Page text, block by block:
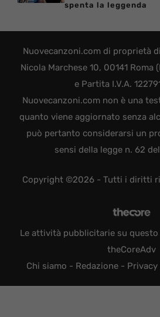
spenta la leggenda
Nuovecanzoni.com di proprietà
Nicola Marchese 10, 00141 Roma
e Partita I.V.A.
Nuovecanzoni.com non è una
quanto viene aggiornato senza
può pertanto considerarsi un
sensi della legge n. 62
Copyright ©2026 - Tutti i diritti
Le attività pubblicitarie su
theCoreAdv
Chi siamo - Redazione-